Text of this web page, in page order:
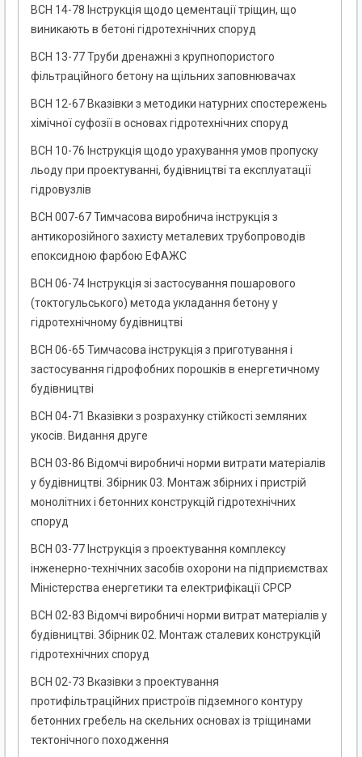
ВСН 14-78 Інструкція щодо цементації тріщин, що
виникають в бетоні гідротехнічних споруд
ВСН 13-77 Труби дренажні з крупнопористого
фільтраційного бетону на щільних заповнювачах
ВСН 12-67 Вказівки з методики натурних спостережень
хімічної суфозії в основах гідротехнічних споруд
ВСН 10-76 Інструкція щодо урахування умов пропуску
льоду при проектуванні, будівництві та експлуатації
гідровузлів
ВСН 007-67 Тимчасова виробнича інструкція з
антикорозійного захисту металевих трубопроводів
епоксидною фарбою ЕФАЖС
ВСН 06-74 Інструкція зі застосування пошарового
(токтогульського) метода укладання бетону у
гідротехнічному будівництві
ВСН 06-65 Тимчасова інструкція з приготування і
застосування гідрофобних порошків в енергетичному
будівництві
ВСН 04-71 Вказівки з розрахунку стійкості земляних
укосів. Видання друге
ВСН 03-86 Відомчі виробничі норми витрати матеріалів
у будівництві. Збірник 03. Монтаж збірних і пристрій
монолітних і бетонних конструкцій гідротехнічних
споруд
ВСН 03-77 Інструкція з проектування комплексу
інженерно-технічних засобів охорони на підприємствах
Міністерства енергетики та електрифікації СРСР
ВСН 02-83 Відомчі виробничі норми витрат матеріалів у
будівництві. Збірник 02. Монтаж сталевих конструкцій
гідротехнічних споруд
ВСН 02-73 Вказівки з проектування
протифільтраційних пристроїв підземного контуру
бетонних гребель на скельних основах із тріщинами
тектонічного походження